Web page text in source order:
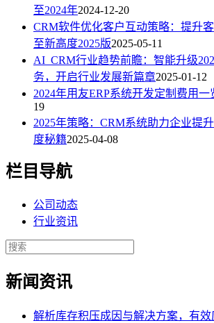
至2024年2024-12-20
CRM软件优化客户互动策略：提升
至新高度2025版2025-05-11
AI_CRM行业趋势前瞻：智能升级
务，开启行业发展新篇章2025-01-12
2024年用友ERP系统开发定制费用一
19
2025年策略：CRM系统助力企业提
度秘籍2025-04-08
栏目导航
公司动态
行业资讯
新闻资讯
解析库存积压成因与解决方案，有